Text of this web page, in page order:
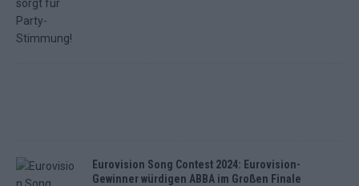
Eurovision Song Contest 2024: Eurovision-
Gewinner würdigen ABBA im Großen Finale